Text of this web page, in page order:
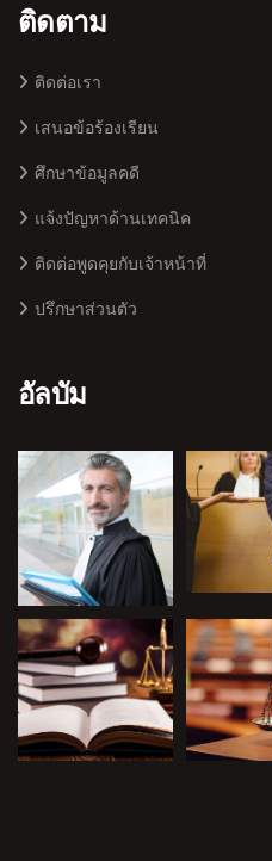
ติดตาม
ติดต่อเรา
เสนอข้อร้องเรียน
ศึกษาข้อมูลคดี
แจ้งปัญหาด้านเทคนิค
ติดต่อพูดคุยกับเจ้าหน้าที่
ปรึกษาส่วนตัว
อัลบัม